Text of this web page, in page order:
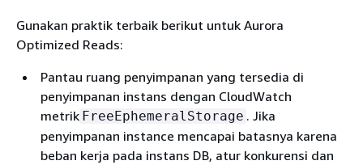
Gunakan praktik terbaik berikut untuk Aurora
Optimized Reads:
Pantau ruang penyimpanan yang tersedia di
penyimpanan instans dengan CloudWatch
metrik FreeEphemeralStorage . Jika
penyimpanan instance mencapai batasnya karena
beban kerja pada instans DB, atur konkurensi dan